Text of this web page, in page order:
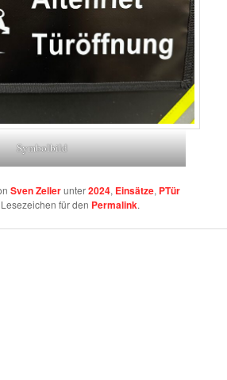
Symbolbild
Sven Zellerunter2024, Einsätze, PTür
für den Permalink.